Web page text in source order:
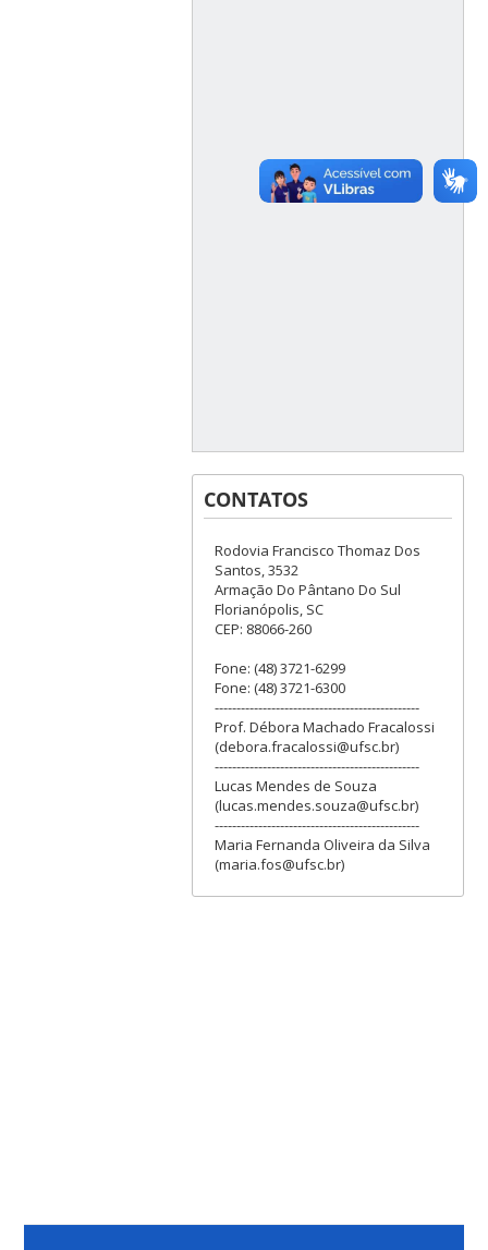
CONTATOS
Rodovia Francisco Thomaz Dos
Santos, 3532
Armação Do Pântano Do Sul
Florianópolis, SC
CEP: 88066-260
Fone: (48) 3721-6299
Fone: (48) 3721-6300
-----------------------------------------------
Prof. Débora Machado Fracalossi
(debora.fracalossi@ufsc.br)
-----------------------------------------------
Lucas Mendes de Souza
(lucas.mendes.souza@ufsc.br)
-----------------------------------------------
Maria Fernanda Oliveira da Silva
(maria.fos@ufsc.br)